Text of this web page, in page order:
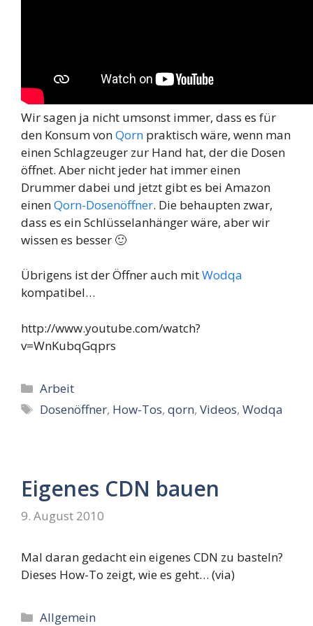
Wir sagen ja nicht umsonst immer, dass es für
den Konsum vonQorn praktisch wäre, wenn man
einen Schlagzeuger zur Hand hat, der die Dosen
öffnet. Aber nicht jeder hat immer einen
Drummer dabei und jetzt gibt es bei Amazon
einenQorn-Dosenöffner. Die behaupten zwar,
dass es ein Schlüsselanhänger wäre, aber wir
wissen es besser 🙂
Übrigens ist der Öffner auch mitWodqa
kompatibel…
http://www.youtube.com/watch?
v=WnKubqGqprs
Kategorien
Arbeit
Schlagwörter
Dosenöffner, How-Tos,qorn,Videos,Wodqa
Eigenes CDN bauen
9. August 2010
Mal daran gedacht ein eigenes CDN zu basteln?
Dieses How-To zeigt, wie es geht… (via)
Kategorien
Allgemein